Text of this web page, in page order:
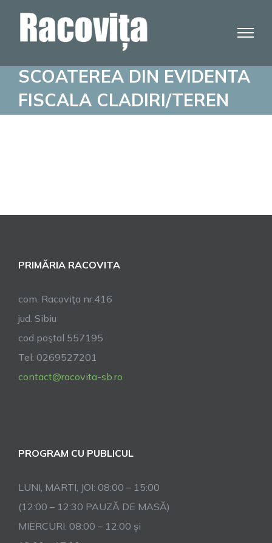
SCOATEREA DIN EVIDENTA
FISCALA CLADIRI/TEREN
PRIMĂRIA RACOVITA
com. Racoviţa nr.416
jud. Sibiu
cod poştal 557195
Tel: 0269527201
contact@racovita-sb.ro
PROGRAM CU PUBLICUL
LUNI, MARTI, JOI: 08:00 – 15:00
(12:00 – 12:30 PAUZĂ DE MASĂ)
MIERCURI: 08:00 – 12:00 și